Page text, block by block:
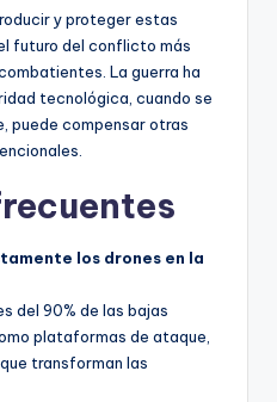
y proteger estas
futuro del conflicto más
La guerra ha
tecnológica, cuando se
puede compensar otras
los drones en la
del 90% de las bajas
plataformas de ataque,
transforman las